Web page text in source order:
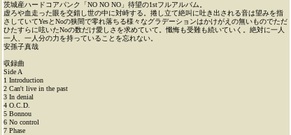
茨城産ハードコアパンク「NO NO NO」待望の1stフルアルバム。
虚ろや血走った眼を交錯し世の中に対峙する。捲し立て絶叫に吐き出される音は望みを指
さしていてYesとNoの狭間で零れ落ちる様々なグラデーションはかけがえの無いものでただ
ひたすらに呟いたNoの数だけ愛しさを求めていて。懺悔も受難も続いていく。絶対に一人
一人、一人分の力を持っていることを忘れない。
安孫子真哉
収録曲
Side A
1 Introduction
2 Can't live in the past
3 In denial
4 O.C.D.
5 Bonnou
6 No control
7 Phase